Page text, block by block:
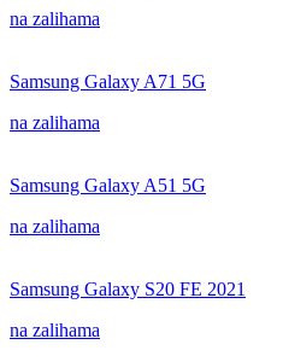
na zalihama
Samsung Galaxy A71 5G
na zalihama
Samsung Galaxy A51 5G
na zalihama
Samsung Galaxy S20 FE 2021
na zalihama